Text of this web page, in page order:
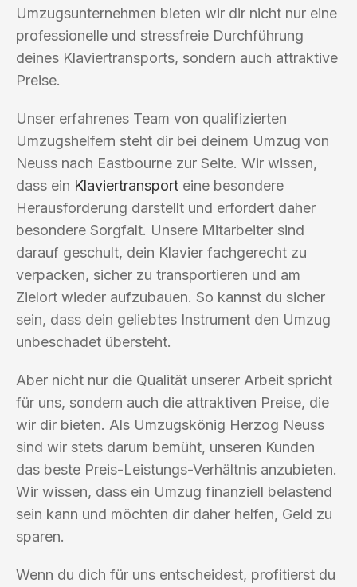
Umzugsunternehmen bieten wir dir nicht nur eine
professionelle und stressfreie Durchführung
deines Klaviertransports, sondern auch attraktive
Preise.
Unser erfahrenes Team von qualifizierten
Umzugshelfern steht dir bei deinem Umzug von
Neuss nach Eastbourne zur Seite. Wir wissen,
dass ein Klaviertransport eine besondere
Herausforderung darstellt und erfordert daher
besondere Sorgfalt. Unsere Mitarbeiter sind
darauf geschult, dein Klavier fachgerecht zu
verpacken, sicher zu transportieren und am
Zielort wieder aufzubauen. So kannst du sicher
sein, dass dein geliebtes Instrument den Umzug
unbeschadet übersteht.
Aber nicht nur die Qualität unserer Arbeit spricht
für uns, sondern auch die attraktiven Preise, die
wir dir bieten. Als Umzugskönig Herzog Neuss
sind wir stets darum bemüht, unseren Kunden
das beste Preis-Leistungs-Verhältnis anzubieten.
Wir wissen, dass ein Umzug finanziell belastend
sein kann und möchten dir daher helfen, Geld zu
sparen.
Wenn du dich für uns entscheidest, profitierst du